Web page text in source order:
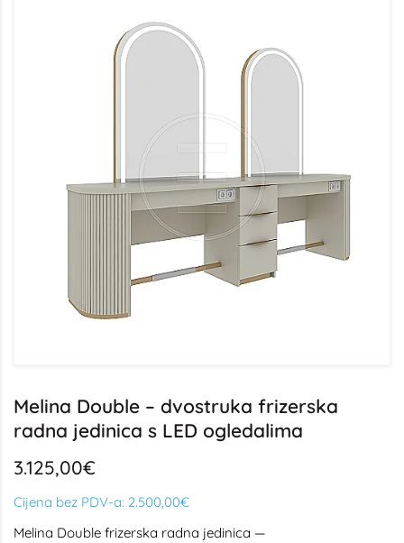
Melina Double – dvostruka frizerska
radna jedinica s LED ogledalima
3.125,00€
Cijena bez PDV-a: 2.500,00€
Melina Double frizerska radna jedinica —